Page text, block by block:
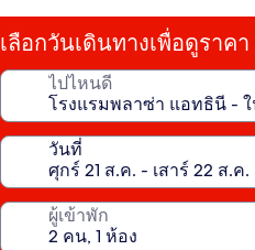
เลือกวันเดินทางเพื่อดูราคา
ไปไหนดี
วันที่
ผู้เข้าพัก